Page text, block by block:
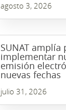
agosto 3, 2026
SUNAT amplía
implementar
emisión
nuevas fechas
julio 31, 2026